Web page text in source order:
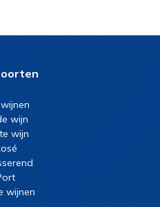
wijn
wijn
wijnen